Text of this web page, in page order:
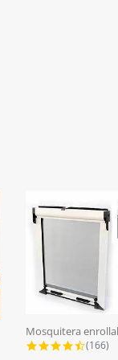
4.7
(166)